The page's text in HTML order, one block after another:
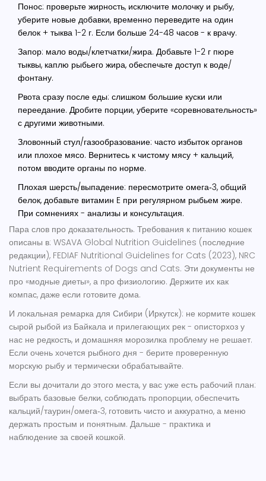
Понос: проверьте жирность, исключите молочку и рыбу,
уберите новые добавки, временно переведите на один
белок + тыква 1-2 г. Если больше 24-48 часов - к врачу.
Запор: мало воды/клетчатки/жира. Добавьте 1-2 г пюре
тыквы, каплю рыбьего жира, обеспечьте доступ к воде/
фонтану.
Рвота сразу после еды: слишком большие куски или
переедание. Дробите порции, уберите «соревновательность»
с другими животными.
Зловонный стул/газообразование: часто избыток органов
или плохое мясо. Вернитесь к чистому мясу + кальций,
потом вводите органы по норме.
Плохая шерсть/выпадение: пересмотрите омега‑3, общий
белок, добавьте витамин E при регулярном рыбьем жире.
При сомнениях - анализы и консультация.
Пара слов про доказательность. Требования к питанию кошек
описаны в: WSAVA Global Nutrition Guidelines (последние
редакции), FEDIAF Nutritional Guidelines for Cats (2023), NRC
Nutrient Requirements of Dogs and Cats. Эти документы не
про «модные диеты», а про физиологию. Держите их как
компас, даже если готовите дома.
И локальная ремарка для Сибири (Иркутск): не кормите кошек
сырой рыбой из Байкала и прилегающих рек - описторхоз у
нас не редкость, и домашняя морозилка проблему не решает.
Если очень хочется рыбного дня - берите проверенную
морскую рыбу и термически обрабатывайте.
Если вы дочитали до этого места, у вас уже есть рабочий план:
выбрать базовые белки, соблюдать пропорции, обеспечить
кальций/таурин/омега‑3, готовить чисто и аккуратно, а меню
держать простым и понятным. Дальше - практика и
наблюдение за своей кошкой.